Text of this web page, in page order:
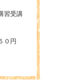
習受講
０円